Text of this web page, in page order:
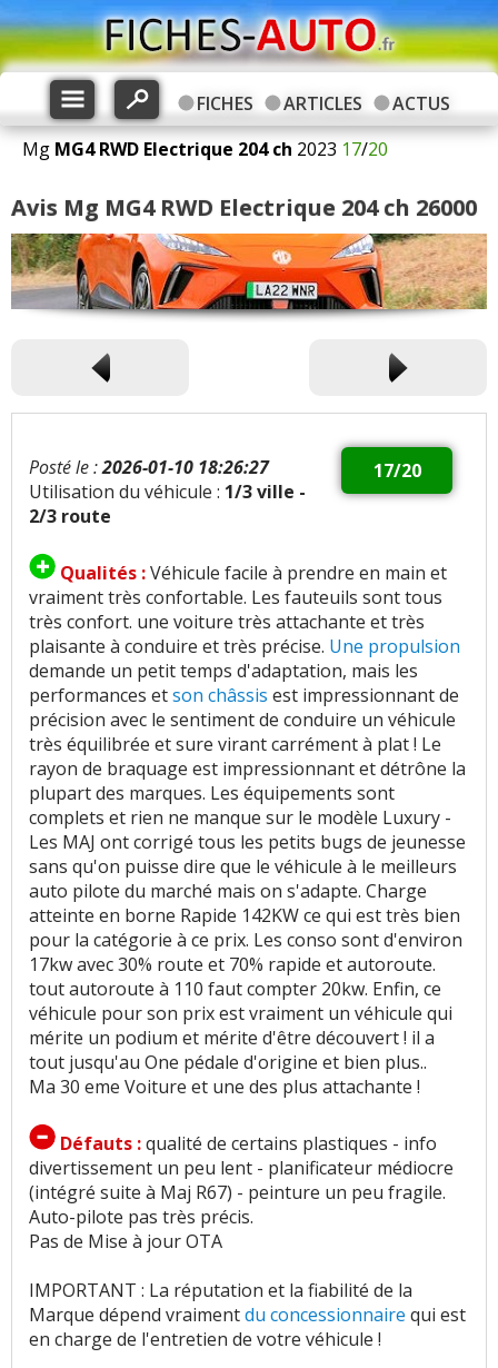
FICHES ARTICLES
ACTUS
Mg MG4 RWD Electrique 204 ch 2023 17/20
Avis Mg MG4 RWD Electrique 204 ch 26000
17/20
Posté le :2026-01-10 18:26:27
Utilisation du véhicule : 1/3 ville -
2/3 route
Qualités :Véhicule facile à prendre en main et
vraiment très confortable. Les fauteuils sont tous
très confort. une voiture très attachante et très
plaisante à conduire et très précise. Une propulsion
demande un petit temps d'adaptation, mais les
performances etson châssis est impressionnant de
précision avec le sentiment de conduire un véhicule
très équilibrée et sure virant carrément à plat ! Le
rayon de braquage est impressionnant et détrône la
plupart des marques. Les équipements sont
complets et rien ne manque sur le modèle Luxury -
Les MAJ ont corrigé tous les petits bugs de jeunesse
sans qu'on puisse dire que le véhicule à le meilleurs
auto pilote du marché mais on s'adapte. Charge
atteinte en borne Rapide 142KW ce qui est très bien
pour la catégorie à ce prix. Les conso sont d'environ
17kw avec 30% route et 70% rapide et autoroute.
tout autoroute à 110 faut compter 20kw. Enfin, ce
véhicule pour son prix est vraiment un véhicule qui
mérite un podium et mérite d'être découvert ! il a
tout jusqu'au One pédale d'origine et bien plus..
Ma 30 eme Voiture et une des plus attachante !
Défauts :qualité de certains plastiques - info
divertissement un peu lent - planificateur médiocre
(intégré suite à Maj R67) - peinture un peu fragile.
Auto-pilote pas très précis.
Pas de Mise à jour OTA
IMPORTANT : La réputation et la fiabilité de la
Marque dépend vraimentdu concessionnaire qui est
en charge de l'entretien de votre véhicule !